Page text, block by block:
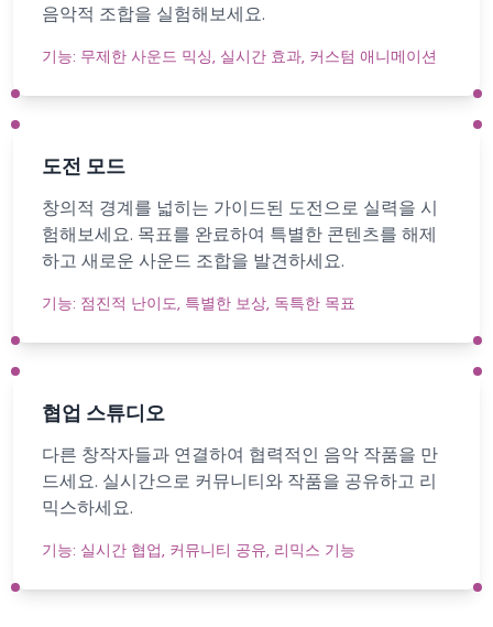
음악적 조합을 실험해보세요.
기능: 무제한 사운드 믹싱, 실시간 효과, 커스텀 애니메이션
도전 모드
창의적 경계를 넓히는 가이드된 도전으로 실력을 시
험해보세요. 목표를 완료하여 특별한 콘텐츠를 해제
하고 새로운 사운드 조합을 발견하세요.
기능: 점진적 난이도, 특별한 보상, 독특한 목표
협업 스튜디오
다른 창작자들과 연결하여 협력적인 음악 작품을 만
드세요. 실시간으로 커뮤니티와 작품을 공유하고 리
믹스하세요.
기능: 실시간 협업, 커뮤니티 공유, 리믹스 기능